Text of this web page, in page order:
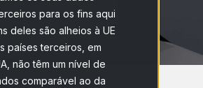
para os fins aqui
deles são alheios à UE
países terceiros, em
não têm um nível de
comparável ao da